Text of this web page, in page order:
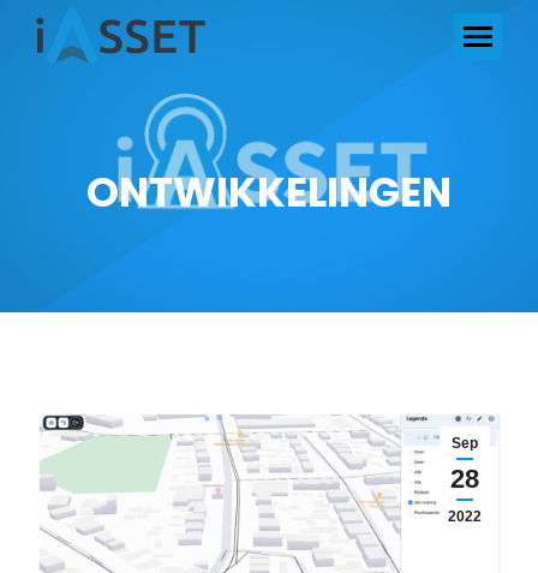
ONTWIKKELINGEN
Sep
28
2022